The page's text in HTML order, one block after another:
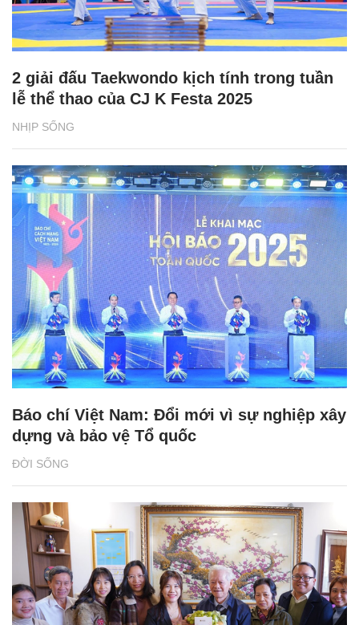
NHỊP SỐNG
2 giải đấu Taekwondo kịch tính trong tuần
lễ thể thao của CJ K Festa 2025
ĐỜI SỐNG
Báo chí Việt Nam: Đổi mới vì sự nghiệp xây
dựng và bảo vệ Tổ quốc